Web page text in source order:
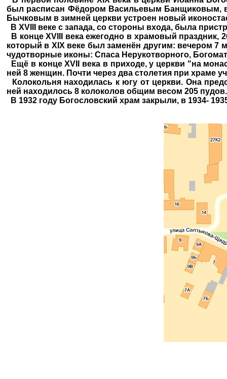
был расписан Фёдором Васильевым Банщиковым, в
Бычковым в зимней церкви устроен новый
В XVIII веке с запада, со стороны входа, была
В конце XVIII века ежегодно в храмовый праздник,
который в XIX веке был заменён другим: вечером 7
чудотворные иконы: Спаса Нерукотворного,
Ещё в конце XVII века в приходе, у церкви "на
ней 8 женщин. Почти через два столетия при храме
Колокольня находилась к югу от церкви. Она
ней находилось 8 колоколов общим весом 205 пудов.
В 1932 году Богословский храм закрыли, в 1934-